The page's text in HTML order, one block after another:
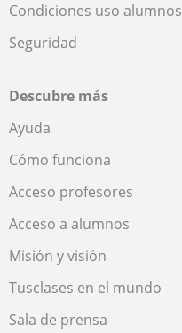
Condiciones uso alumnos
Seguridad
Descubre más
Ayuda
Cómo funciona
Acceso profesores
Acceso a alumnos
Misión y visión
Tusclases en el mundo
Sala de prensa